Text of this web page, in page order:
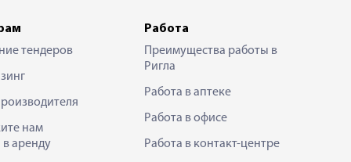
тендеров
нам
аренду
Работа
Преимущества работы в
Ригла
Работа в аптеке
Работа в офисе
Работа в контакт-центре